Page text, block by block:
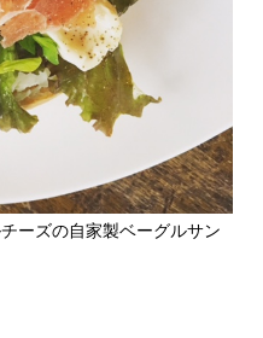
ーズの自家製ベーグルサン